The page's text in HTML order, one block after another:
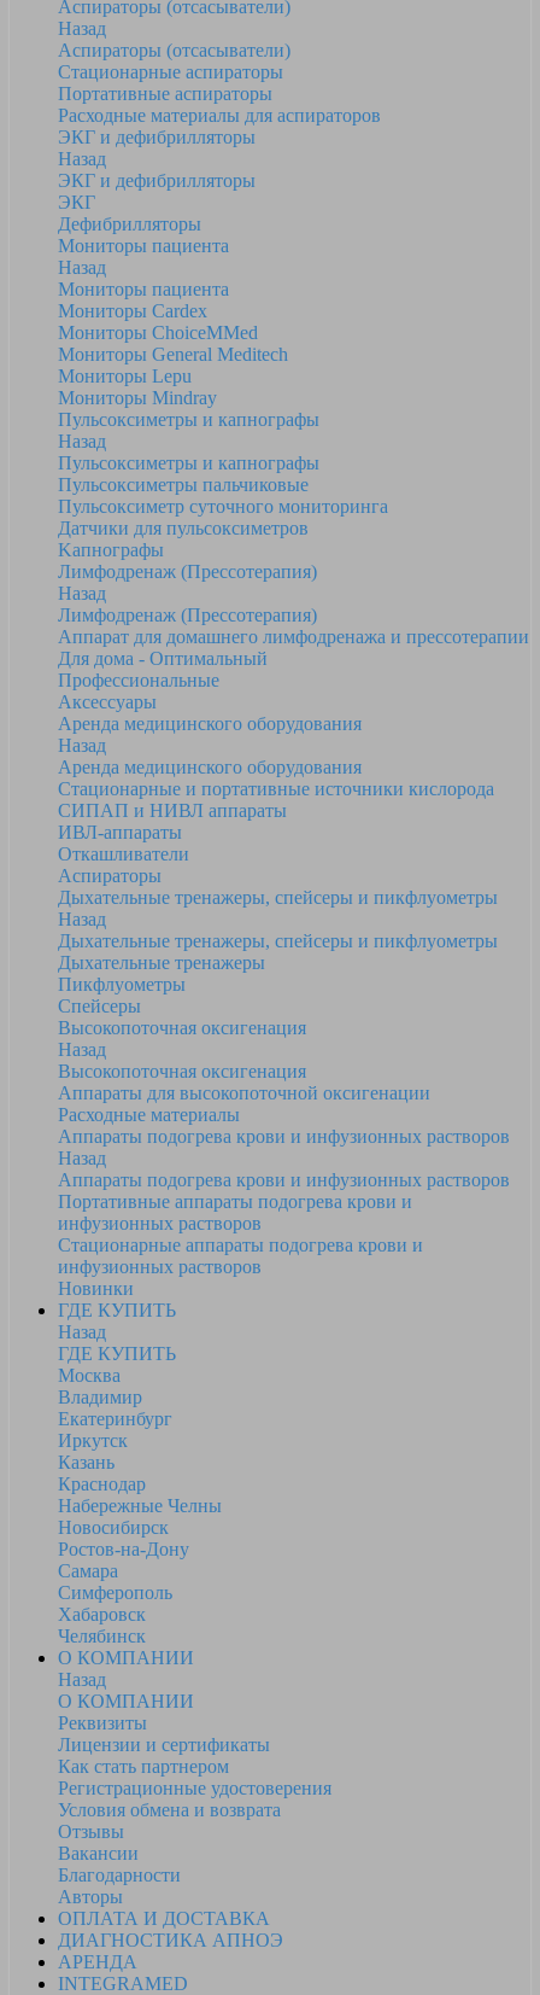
Аспираторы (отсасыватели)
Назад
Аспираторы (отсасыватели)
Стационарные аспираторы
Портативные аспираторы
Расходные материалы для аспираторов
ЭКГ и дефибрилляторы
Назад
ЭКГ и дефибрилляторы
ЭКГ
Дефибрилляторы
Мониторы пациента
Назад
Мониторы пациента
Мониторы Cardex
Мониторы ChoiceMMed
Мониторы General Meditech
Мониторы Lepu
Мониторы Mindray
Пульсоксиметры и капнографы
Назад
Пульсоксиметры и капнографы
Пульсоксиметры пальчиковые
Пульсоксиметр суточного мониторинга
Датчики для пульсоксиметров
Kапнографы
Лимфодренаж (Прессотерапия)
Назад
Лимфодренаж (Прессотерапия)
Аппарат для домашнего лимфодренажа и прессотерапии
Для дома - Оптимальный
Профессиональные
Аксессуары
Аренда медицинского оборудования
Назад
Аренда медицинского оборудования
Стационарные и портативные источники кислорода
СИПАП и НИВЛ аппараты
ИВЛ-аппараты
Откашливатели
Аспираторы
Дыхательные тренажеры, спейсеры и пикфлуометры
Назад
Дыхательные тренажеры, спейсеры и пикфлуометры
Дыхательные тренажеры
Пикфлуометры
Спейсеры
Высокопоточная оксигенация
Назад
Высокопоточная оксигенация
Аппараты для высокопоточной оксигенации
Расходные материалы
Аппараты подогрева крови и инфузионных растворов
Назад
Аппараты подогрева крови и инфузионных растворов
Портативные аппараты подогрева крови и
инфузионных растворов
Стационарные аппараты подогрева крови и
инфузионных растворов
Новинки
ГДЕ КУПИТЬ
Назад
ГДЕ КУПИТЬ
Москва
Владимир
Екатеринбург
Иркутск
Казань
Краснодар
Набережные Челны
Новосибирск
Ростов-на-Дону
Самара
Симферополь
Хабаровск
Челябинск
О КОМПАНИИ
Назад
О КОМПАНИИ
Реквизиты
Лицензии и сертификаты
Как стать партнером
Регистрационные удостоверения
Условия обмена и возврата
Отзывы
Вакансии
Благодарности
Авторы
ОПЛАТА И ДОСТАВКА
ДИАГНОСТИКА АПНОЭ
АРЕНДА
INTEGRAMED